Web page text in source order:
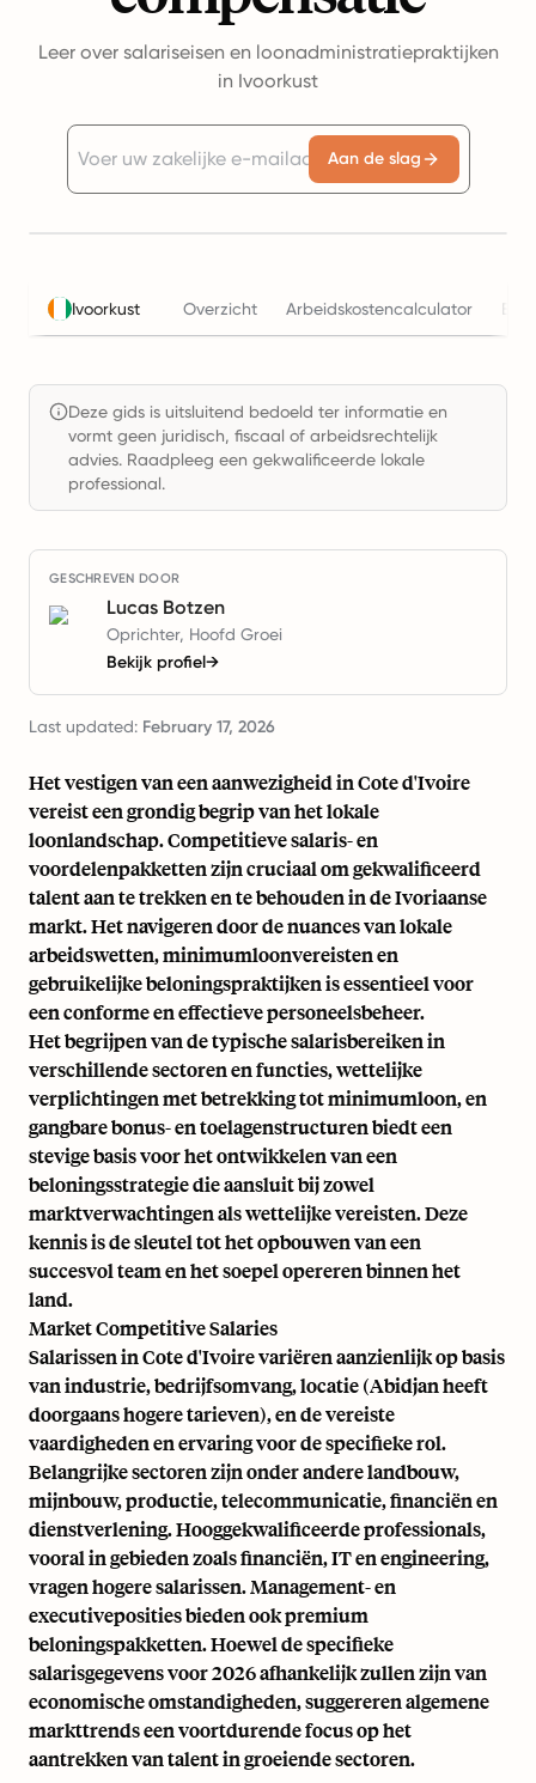
Leer over salariseisen en loonadministratiepraktijken
in Ivoorkust
Aan de slag
Ivoorkust Overzicht Arbeidskostencalculator
Deze gids is uitsluitend bedoeld ter informatie en
vormt geen juridisch, fiscaal of arbeidsrechtelijk
advies. Raadpleeg een gekwalificeerde lokale
professional.
GESCHREVEN DOOR
Lucas Botzen
Oprichter, Hoofd Groei
Bekijk profiel→
Last updated: February 17, 2026
Het vestigen van een aanwezigheid in Cote d'Ivoire
vereist een grondig begrip van het lokale
loonlandschap. Competitieve salaris- en
voordelenpakketten zijn cruciaal om gekwalificeerd
talent aan te trekken en te behouden in de Ivoriaanse
markt. Het navigeren door de nuances van lokale
arbeidswetten, minimumloonvereisten en
gebruikelijke beloningspraktijken is essentieel voor
een conforme en effectieve personeelsbeheer.
Het begrijpen van de typische salarisbereiken in
verschillende sectoren en functies, wettelijke
verplichtingen met betrekking tot minimumloon, en
gangbare bonus- en toelagenstructuren biedt een
stevige basis voor het ontwikkelen van een
beloningsstrategie die aansluit bij zowel
marktverwachtingen als wettelijke vereisten. Deze
kennis is de sleutel tot het opbouwen van een
succesvol team en het soepel opereren binnen het
land.
Market Competitive Salaries
Salarissen in Cote d'Ivoire variëren aanzienlijk op basis
van industrie, bedrijfsomvang, locatie (Abidjan heeft
doorgaans hogere tarieven), en de vereiste
vaardigheden en ervaring voor de specifieke rol.
Belangrijke sectoren zijn onder andere landbouw,
mijnbouw, productie, telecommunicatie, financiën en
dienstverlening. Hooggekwalificeerde professionals,
vooral in gebieden zoals financiën, IT en engineering,
vragen hogere salarissen. Management- en
executiveposities bieden ook premium
beloningspakketten. Hoewel de specifieke
salarisgegevens voor 2026 afhankelijk zullen zijn van
economische omstandigheden, suggereren algemene
markttrends een voortdurende focus op het
aantrekken van talent in groeiende sectoren.